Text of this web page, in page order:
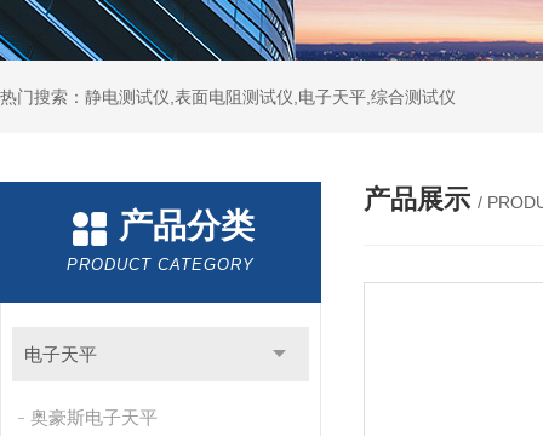
热门搜索：静电测试仪,表面电阻测试仪,电子天平,综合测试仪
产品分类
PRODUCT CATEGORY
电子天平
奥豪斯电子天平
产品展示 /